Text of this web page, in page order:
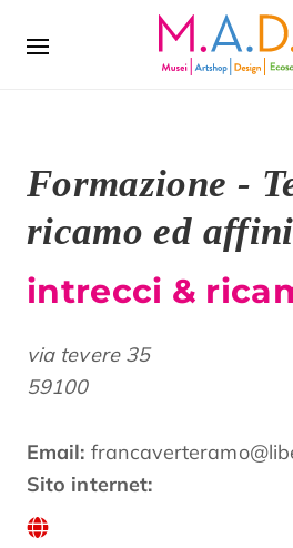
Formazione -
ricamo ed affini
intrecci &
via tevere 35
59100
Email:
Sito internet: